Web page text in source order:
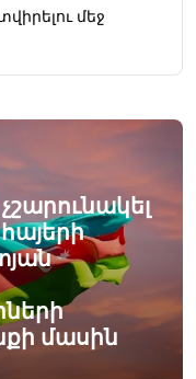
մեջ
մասին